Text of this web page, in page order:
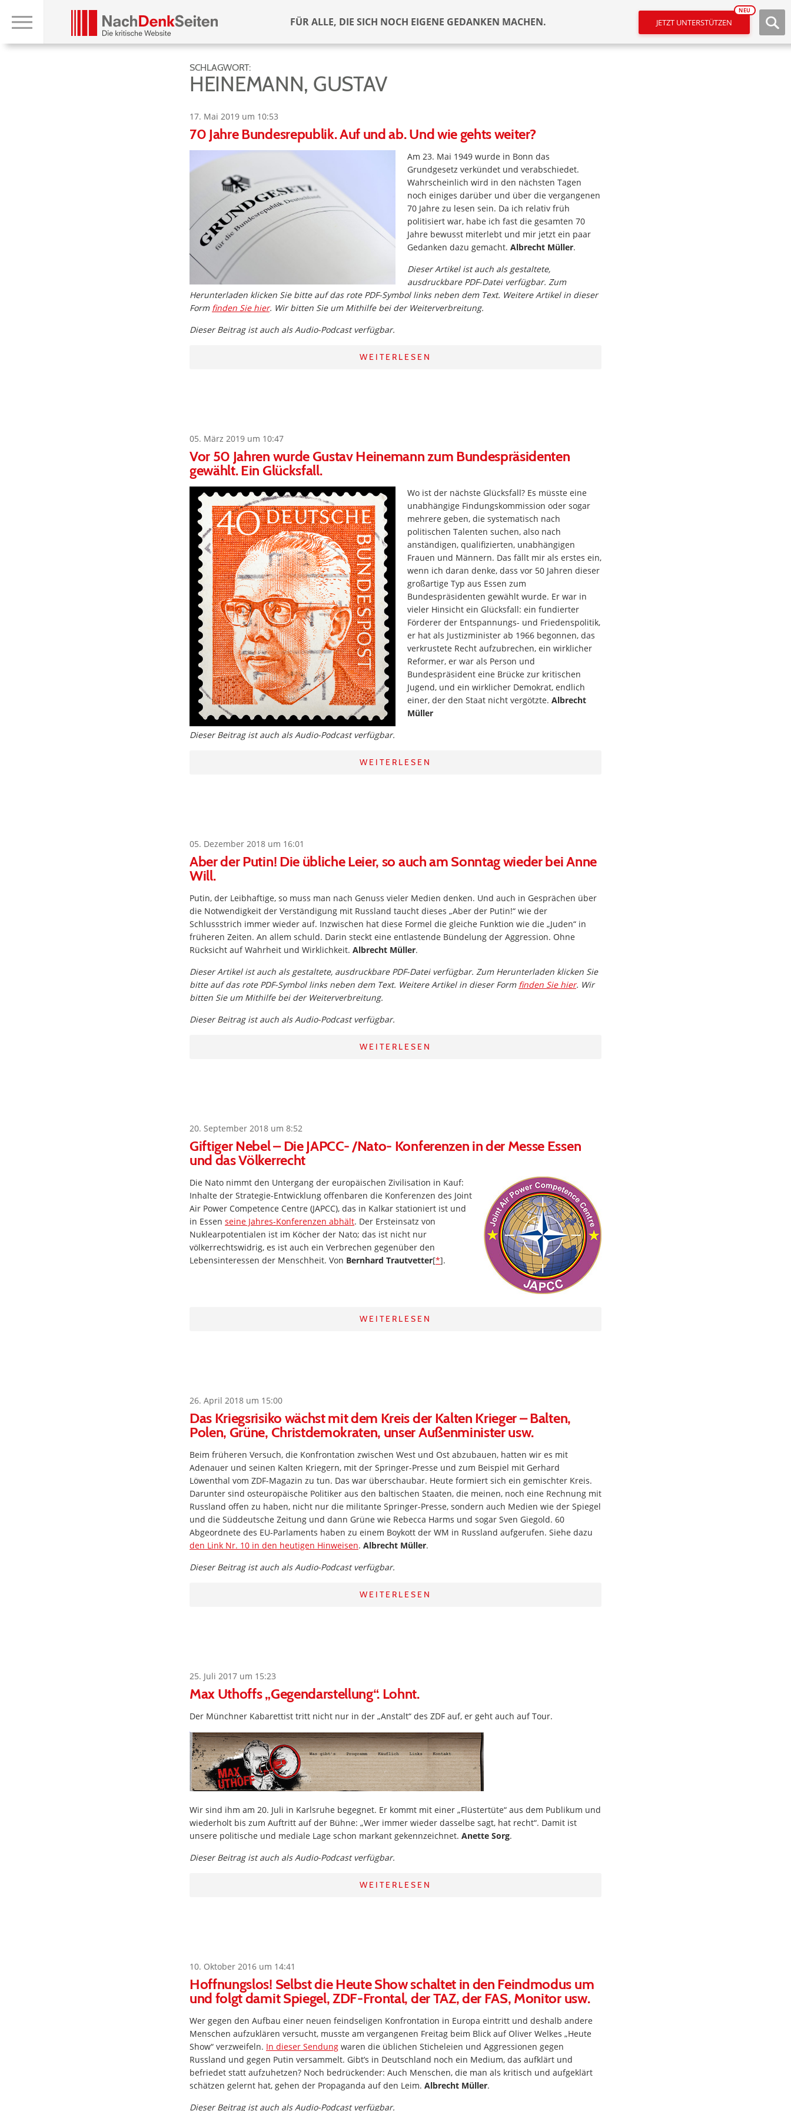
FÜR ALLE, DIE SICH NOCH EIGENE GEDANKEN MACHEN. JETZT UNTERSTÜTZEN
NEU
SCHLAGWORT:
HEINEMANN, GUSTAV
17. Mai 2019 um 10:53
70 Jahre Bundesrepublik. Auf und ab. Und wie gehts weiter?
Am 23. Mai 1949 wurde in Bonn das
Grundgesetz verkündet und verabschiedet.
Wahrscheinlich wird in den nächsten Tagen
noch einiges darüber und über die vergangenen
70 Jahre zu lesen sein. Da ich relativ früh
politisiert war, habe ich fast die gesamten 70
Jahre bewusst miterlebt und mir jetzt ein paar
Gedanken dazu gemacht. Albrecht Müller.
Dieser Artikel ist auch als gestaltete,
ausdruckbare PDF-Datei verfügbar. Zum
Herunterladen klicken Sie bitte auf das rote PDF-Symbol links neben dem Text. Weitere Artikel in dieser
Form finden Sie hier. Wir bitten Sie um Mithilfe bei der Weiterverbreitung.
Dieser Beitrag ist auch als Audio-Podcast verfügbar.
WEITERLESEN
05. März 2019 um 10:47
Vor 50 Jahren wurde Gustav Heinemann zum Bundespräsidenten
gewählt. Ein Glücksfall.
Wo ist der nächste Glücksfall? Es müsste eine
unabhängige Findungskommission oder sogar
mehrere geben, die systematisch nach
politischen Talenten suchen, also nach
anständigen, qualifizierten, unabhängigen
Frauen und Männern. Das fällt mir als erstes ein,
wenn ich daran denke, dass vor 50 Jahren dieser
großartige Typ aus Essen zum
Bundespräsidenten gewählt wurde. Er war in
vieler Hinsicht ein Glücksfall: ein fundierter
Förderer der Entspannungs- und Friedenspolitik,
er hat als Justizminister ab 1966 begonnen, das
verkrustete Recht aufzubrechen, ein wirklicher
Reformer, er war als Person und
Bundespräsident eine Brücke zur kritischen
Jugend, und ein wirklicher Demokrat, endlich
einer, der den Staat nicht vergötzte. Albrecht
Müller
Dieser Beitrag ist auch als Audio-Podcast verfügbar.
WEITERLESEN
05. Dezember 2018 um 16:01
Aber der Putin! Die übliche Leier, so auch am Sonntag wieder bei Anne
Will.
Putin, der Leibhaftige, so muss man nach Genuss vieler Medien denken. Und auch in Gesprächen über
die Notwendigkeit der Verständigung mit Russland taucht dieses „Aber der Putin!“ wie der
Schlussstrich immer wieder auf. Inzwischen hat diese Formel die gleiche Funktion wie die „Juden“ in
früheren Zeiten. An allem schuld. Darin steckt eine entlastende Bündelung der Aggression. Ohne
Rücksicht auf Wahrheit und Wirklichkeit. Albrecht Müller.
Dieser Artikel ist auch als gestaltete, ausdruckbare PDF-Datei verfügbar. Zum Herunterladen klicken Sie
bitte auf das rote PDF-Symbol links neben dem Text. Weitere Artikel in dieser Form finden Sie hier. Wir
bitten Sie um Mithilfe bei der Weiterverbreitung.
Dieser Beitrag ist auch als Audio-Podcast verfügbar.
WEITERLESEN
20. September 2018 um 8:52
Giftiger Nebel – Die JAPCC- /Nato- Konferenzen in der Messe Essen
und das Völkerrecht
Die Nato nimmt den Untergang der europäischen Zivilisation in Kauf:
Inhalte der Strategie-Entwicklung offenbaren die Konferenzen des Joint
Air Power Competence Centre (JAPCC), das in Kalkar stationiert ist und
in Essen seine Jahres-Konferenzen abhält. Der Ersteinsatz von
Nuklearpotentialen ist im Köcher der Nato; das ist nicht nur
völkerrechtswidrig, es ist auch ein Verbrechen gegenüber den
Lebensinteressen der Menschheit. Von Bernhard Trautvetter[*].
WEITERLESEN
26. April 2018 um 15:00
Das Kriegsrisiko wächst mit dem Kreis der Kalten Krieger – Balten,
Polen, Grüne, Christdemokraten, unser Außenminister usw.
Beim früheren Versuch, die Konfrontation zwischen West und Ost abzubauen, hatten wir es mit
Adenauer und seinen Kalten Kriegern, mit der Springer-Presse und zum Beispiel mit Gerhard
Löwenthal vom ZDF-Magazin zu tun. Das war überschaubar. Heute formiert sich ein gemischter Kreis.
Darunter sind osteuropäische Politiker aus den baltischen Staaten, die meinen, noch eine Rechnung mit
Russland offen zu haben, nicht nur die militante Springer-Presse, sondern auch Medien wie der Spiegel
und die Süddeutsche Zeitung und dann Grüne wie Rebecca Harms und sogar Sven Giegold. 60
Abgeordnete des EU-Parlaments haben zu einem Boykott der WM in Russland aufgerufen. Siehe dazu
den Link Nr. 10 in den heutigen Hinweisen. Albrecht Müller.
Dieser Beitrag ist auch als Audio-Podcast verfügbar.
WEITERLESEN
25. Juli 2017 um 15:23
Max Uthoffs „Gegendarstellung“. Lohnt.
Der Münchner Kabarettist tritt nicht nur in der „Anstalt“ des ZDF auf, er geht auch auf Tour.
Wir sind ihm am 20. Juli in Karlsruhe begegnet. Er kommt mit einer „Flüstertüte“ aus dem Publikum und
wiederholt bis zum Auftritt auf der Bühne: „Wer immer wieder dasselbe sagt, hat recht“. Damit ist
unsere politische und mediale Lage schon markant gekennzeichnet. Anette Sorg.
Dieser Beitrag ist auch als Audio-Podcast verfügbar.
WEITERLESEN
10. Oktober 2016 um 14:41
Hoffnungslos! Selbst die Heute Show schaltet in den Feindmodus um
und folgt damit Spiegel, ZDF-Frontal, der TAZ, der FAS, Monitor usw.
Wer gegen den Aufbau einer neuen feindseligen Konfrontation in Europa eintritt und deshalb andere
Menschen aufzuklären versucht, musste am vergangenen Freitag beim Blick auf Oliver Welkes „Heute
Show“ verzweifeln. In dieser Sendung waren die üblichen Sticheleien und Aggressionen gegen
Russland und gegen Putin versammelt. Gibt’s in Deutschland noch ein Medium, das aufklärt und
befriedet statt aufzuhetzen? Noch bedrückender: Auch Menschen, die man als kritisch und aufgeklärt
schätzen gelernt hat, gehen der Propaganda auf den Leim. Albrecht Müller.
Dieser Beitrag ist auch als Audio-Podcast verfügbar.